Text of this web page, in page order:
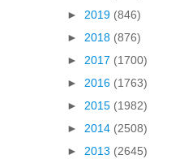
► 2019 (846)
► 2018 (876)
► 2017 (1700)
► 2016 (1763)
► 2015 (1982)
► 2014 (2508)
► 2013 (2645)